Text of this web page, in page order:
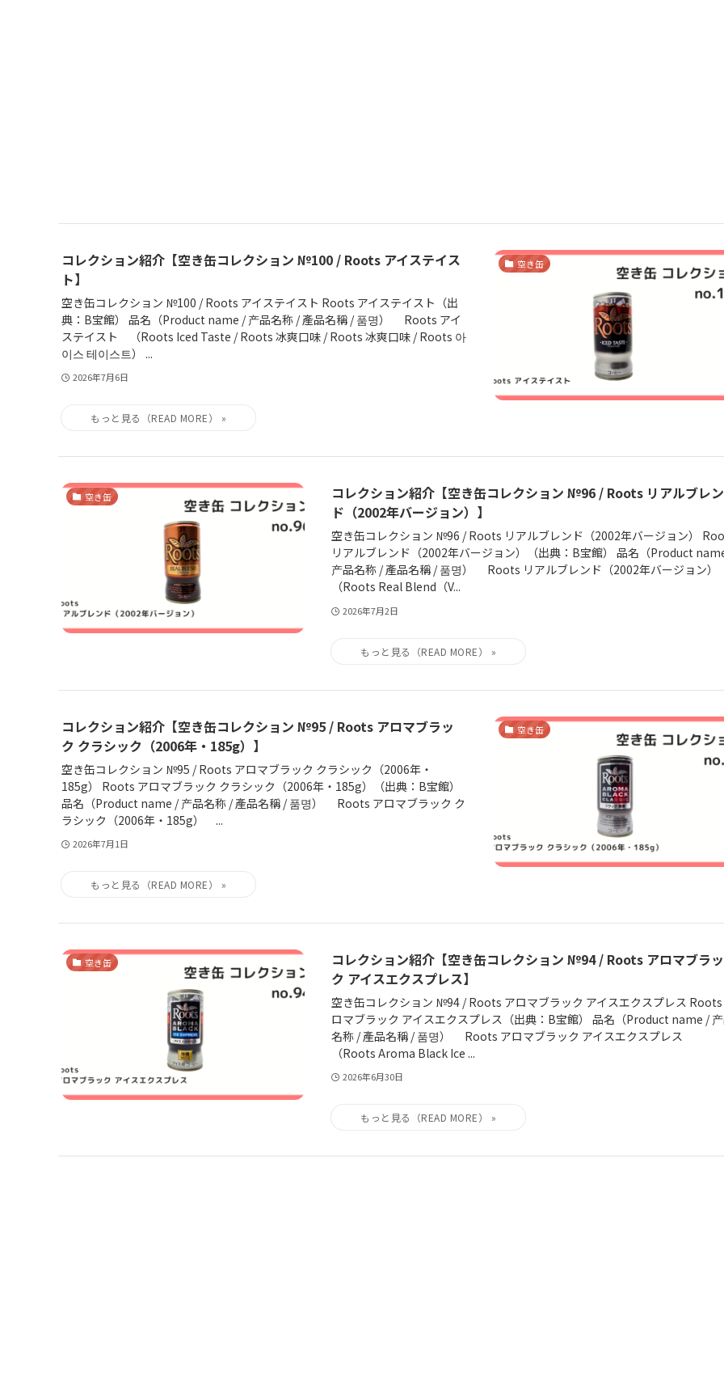
空き缶
コレクション紹介【空き缶コレクション №100 / Roots アイステイス
ト】
空き缶コレクション №100 / Roots アイステイスト Roots アイステイスト（出
典：B宝館） 品名（Product name / 产品名称 / 產品名稱 / 품명） Roots アイ
ステイスト （Roots Iced Taste / Roots 冰爽口味 / Roots 冰爽口味 / Roots 아
이스 테이스트） ...
2026年7月6日
空き缶
コレクション紹介【空き缶コレクション №96 / Roots リアルブレン
ド（2002年バージョン）】
空き缶コレクション №96 / Roots リアルブレンド（2002年バージョン）
リアルブレンド（2002年バージョン）（出典：B宝館） 品名（Product
产品名称 / 產品名稱 / 품명） Roots リアルブレンド（2002年バージョン）
（Roots Real Blend（V...
2026年7月2日
空き缶
コレクション紹介【空き缶コレクション №95 / Roots アロマブラッ
ク クラシック（2006年・185g）】
空き缶コレクション №95 / Roots アロマブラック クラシック（2006年・
185g） Roots アロマブラック クラシック（2006年・185g）（出典：B宝館）
品名（Product name / 产品名称 / 產品名稱 / 품명） Roots アロマブラック ク
ラシック（2006年・185g） ...
2026年7月1日
空き缶
コレクション紹介【空き缶コレクション №94 / Roots アロマブラッ
ク アイスエクスプレス】
空き缶コレクション №94 / Roots アロマブラック アイスエクスプレス Roots
ロマブラック アイスエクスプレス（出典：B宝館） 品名（Product name /
名称 / 產品名稱 / 품명） Roots アロマブラック アイスエクスプレス
（Roots Aroma Black Ice ...
2026年6月30日